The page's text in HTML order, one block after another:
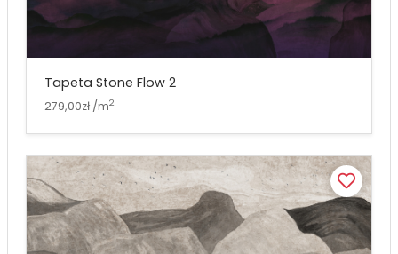
Tapeta Stone Flow 2
279,00zł /m2